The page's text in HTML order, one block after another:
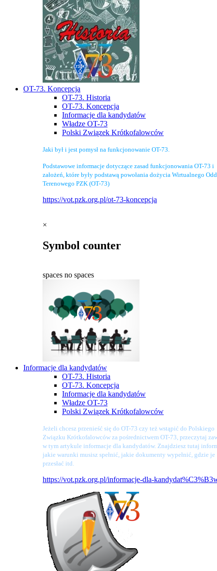
OT-73. Koncepcja
OT-73. Historia
OT-73. Koncepcja
Informacje dla kandydatów
Władze OT-73
Polski Związek Krótkofalowców
Jaki był i jest pomysł na funkcjonowanie OT-73.
Podstawowe informacje dotyczące zasad funkcjonowania OT-73 i
założeń, które były podstawą powołania dożycia Wirtualnego
Terenowego PZK (OT-73)
https://vot.pzk.org.pl/ot-73-koncepcja
×
Symbol counter
spaces no spaces
Informacje dla kandydatów
OT-73. Historia
OT-73. Koncepcja
Informacje dla kandydatów
Władze OT-73
Polski Związek Krótkofalowców
Jeżeli chcesz przenieść się do OT-73 czy też wstąpić do Polskiego
Związku Krótkofalowców za pośrednictwem OT-73, przeczytaj
w tym artykule informacje dla kandydatów. Znajdziesz tutaj
jakie warunki musisz spełnić, jakie dokumenty wypełnić, gdzie je
przesłać itd.
https://vot.pzk.org.pl/informacje-dla-